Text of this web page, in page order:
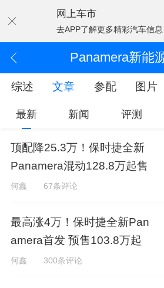
网上车市
去APP了解更多精彩汽车信息
Panamera新能
综述 文章 参配 图片
最新 新闻 评测
顶配降25.3万！保时捷全新
Panamera混动128.8万起售
何鑫 67条评论
最高涨4万！保时捷全新Pan
amera首发 预售103.8万起
何鑫 300条评论